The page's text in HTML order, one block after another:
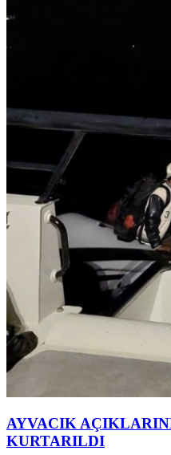
AYVACIK
KURTARILDI